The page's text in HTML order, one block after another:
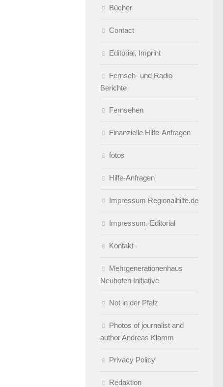
Bücher
Contact
Editorial, Imprint
Fernseh- und Radio
Berichte
Fernsehen
Finanzielle Hilfe-Anfragen
fotos
Hilfe-Anfragen
Impressum Regionalhilfe.de
Impressum, Editorial
Kontakt
Mehrgenerationenhaus
Neuhofen Initiative
Not in der Pfalz
Photos of journalist and
author Andreas Klamm
Privacy Policy
Redaktion